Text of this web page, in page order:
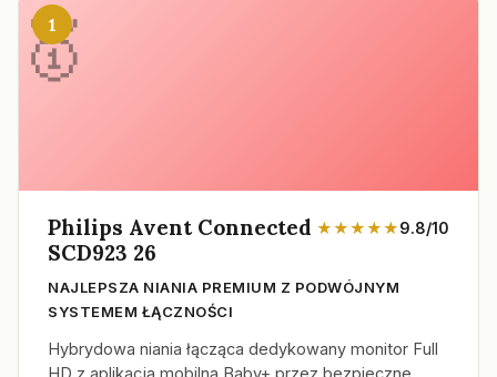
1
Philips Avent Connected
SCD923 26
★★★★★9.8/10
NAJLEPSZA NIANIA PREMIUM Z PODWÓJNYM
SYSTEMEM ŁĄCZNOŚCI
Hybrydowa niania łącząca dedykowany monitor Full
HD z aplikacją mobilną Baby+ przez bezpieczne